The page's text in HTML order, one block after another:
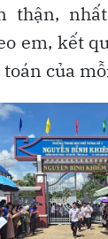
thận,
em, kết
của